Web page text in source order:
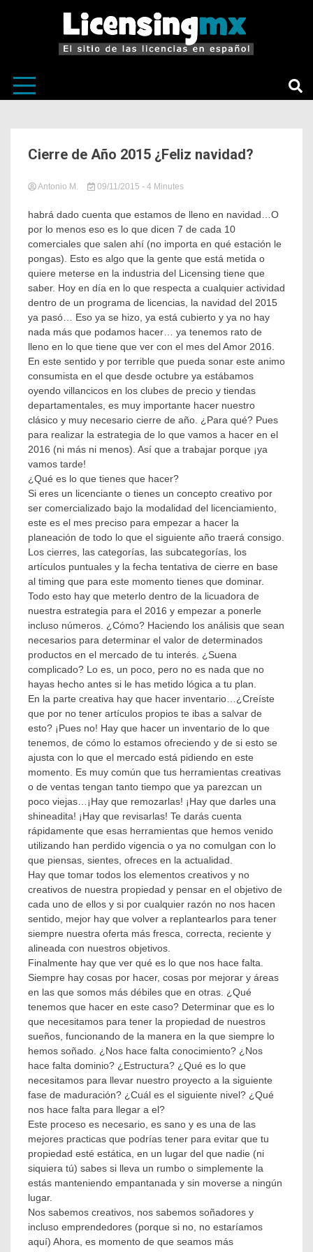
Cierre de Año 2015 ¿Feliz navidad?
Antonio M. 09/11/2015 in
categoría
Tagged
Consejos,
forecast
México,
licensingmx,
LicensingMX
Starter
Pack,
LicensingMX:
Como
hacer
dinero
con
tus
personajes
mejores
prácticas
Plan
Estratégico
2016
- 4 Minutes
habrá dado cuenta que estamos de lleno en navidad…O
por lo menos eso es lo que dicen 7 de cada 10
comerciales que salen ahí (no importa en qué estación le
pongas). Esto es algo que la gente que está metida o
quiere meterse en la industria del Licensing tiene que
saber. Hoy en día en lo que respecta a cualquier actividad
dentro de un programa de licencias, la navidad del 2015
ya pasó… Eso ya se hizo, ya está cubierto y ya no hay
nada más que podamos hacer… ya tenemos rato de
lleno en lo que tiene que ver con el mes del Amor 2016.
En este sentido y por terrible que pueda sonar este animo
consumista en el que desde octubre ya estábamos
oyendo villancicos en los clubes de precio y tiendas
departamentales, es muy importante hacer nuestro
clásico y muy necesario cierre de año. ¿Para qué? Pues
para realizar la estrategia de lo que vamos a hacer en el
2016 (ni más ni menos). Así que a trabajar porque ¡ya
vamos tarde!
¿Qué es lo que tienes que hacer?
Si eres un licenciante o tienes un concepto creativo por
ser comercializado bajo la modalidad del licenciamiento,
este es el mes preciso para empezar a hacer la
planeación de todo lo que el siguiente año traerá consigo.
Los cierres, las categorías, las subcategorías, los
artículos puntuales y la fecha tentativa de cierre en base
al timing que para este momento tienes que dominar.
Todo esto hay que meterlo dentro de la licuadora de
nuestra estrategia para el 2016 y empezar a ponerle
incluso números. ¿Cómo? Haciendo los análisis que sean
necesarios para determinar el valor de determinados
productos en el mercado de tu interés. ¿Suena
complicado? Lo es, un poco, pero no es nada que no
hayas hecho antes si le has metido lógica a tu plan.
En la parte creativa hay que hacer inventario…¿Creíste
que por no tener artículos propios te ibas a salvar de
esto? ¡Pues no! Hay que hacer un inventario de lo que
tenemos, de cómo lo estamos ofreciendo y de si esto se
ajusta con lo que el mercado está pidiendo en este
momento. Es muy común que tus herramientas creativas
o de ventas tengan tanto tiempo que ya parezcan un
poco viejas…¡Hay que remozarlas! ¡Hay que darles una
shineadita! ¡Hay que revisarlas! Te darás cuenta
rápidamente que esas herramientas que hemos venido
utilizando han perdido vigencia o ya no comulgan con lo
que piensas, sientes, ofreces en la actualidad.
Hay que tomar todos los elementos creativos y no
creativos de nuestra propiedad y pensar en el objetivo de
cada uno de ellos y si por cualquier razón no nos hacen
sentido, mejor hay que volver a replantearlos para tener
siempre nuestra oferta más fresca, correcta, reciente y
alineada con nuestros objetivos.
Finalmente hay que ver qué es lo que nos hace falta.
Siempre hay cosas por hacer, cosas por mejorar y áreas
en las que somos más débiles que en otras. ¿Qué
tenemos que hacer en este caso? Determinar que es lo
que necesitamos para tener la propiedad de nuestros
sueños, funcionando de la manera en la que siempre lo
hemos soñado. ¿Nos hace falta conocimiento? ¿Nos
hace falta dominio? ¿Estructura? ¿Qué es lo que
necesitamos para llevar nuestro proyecto a la siguiente
fase de maduración? ¿Cuál es el siguiente nivel? ¿Qué
nos hace falta para llegar a el?
Este proceso es necesario, es sano y es una de las
mejores practicas que podrías tener para evitar que tu
propiedad esté estática, en un lugar del que nadie (ni
siquiera tú) sabes si lleva un rumbo o simplemente la
estás manteniendo empantanada y sin moverse a ningún
lugar.
Nos sabemos creativos, nos sabemos soñadores y
incluso emprendedores (porque si no, no estaríamos
aquí) Ahora, es momento de que seamos más